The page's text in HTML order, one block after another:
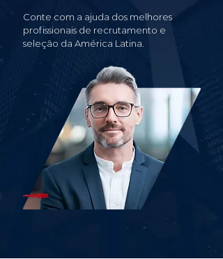
Conte com a ajuda dos melhores
profissionais de recrutamento e
seleção da América Latina.